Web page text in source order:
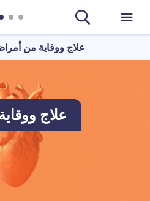
علاج ووقاية من
علاج